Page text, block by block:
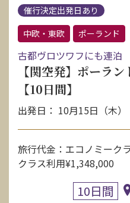
催行決定出発日あり
中欧・東欧
ポーランド
古都ヴロツワフにも連泊
【関空発】ポーラ
【10日間】
出発日： 10月15日（木）
旅行代金：エコノミーク
クラス利用¥1,348,000
10日間